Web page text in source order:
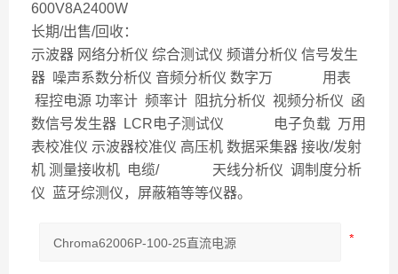
600V8A2400W
长期/出售/回收：
示波器 网络分析仪 综合测试仪 频谱分析仪 信号发生
器 噪声系数分析仪 音频分析仪 数字万 用表
程控电源 功率计 频率计 阻抗分析仪 视频分析仪 函
数信号发生器 LCR电子测试仪 电子负载 万用
表校准仪 示波器校准仪 高压机 数据采集器 接收/发射
机 测量接收机 电缆/ 天线分析仪 调制度分析
仪 蓝牙综测仪，屏蔽箱等等仪器。